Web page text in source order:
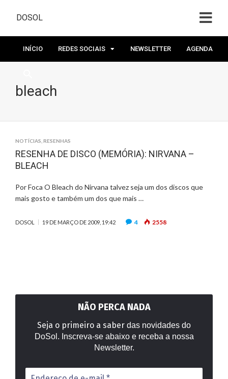
DOSOL
INÍCIO REDES SOCIAIS NEWSLETTER AGENDA
bleach
NOTÍCIAS RESENHAS
RESENHA DE DISCO (MEMÓRIA): NIRVANA –
BLEACH
Por Foca O Bleach do Nirvana talvez seja um dos discos que
mais gosto e também um dos que mais …
DOSOL 19 DE MARÇO DE 2009, 19:42 4 2558
NÃO PERCA NADA
Seja o primeiro a saber das novidades do
DoSol. Inscreva-se abaixo e receba a nossa
Newsletter.
Endereço